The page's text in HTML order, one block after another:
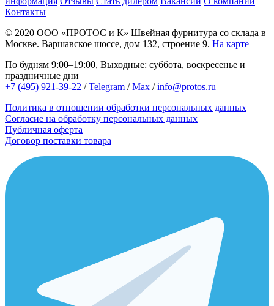
Контакты
© 2020 ООО «ПРОТОС и К» Швейная фурнитура со склада в
Москве. Варшавское шоссе, дом 132, строение 9. На карте
По будням 9:00–19:00, Выходные: суббота, воскресенье и
праздничные дни
+7 (495) 921-39-22 /Telegram /Max /info@protos.ru
Политика в отношении обработки персональных данных
Согласие на обработку персональных данных
Публичная оферта
Договор поставки товара